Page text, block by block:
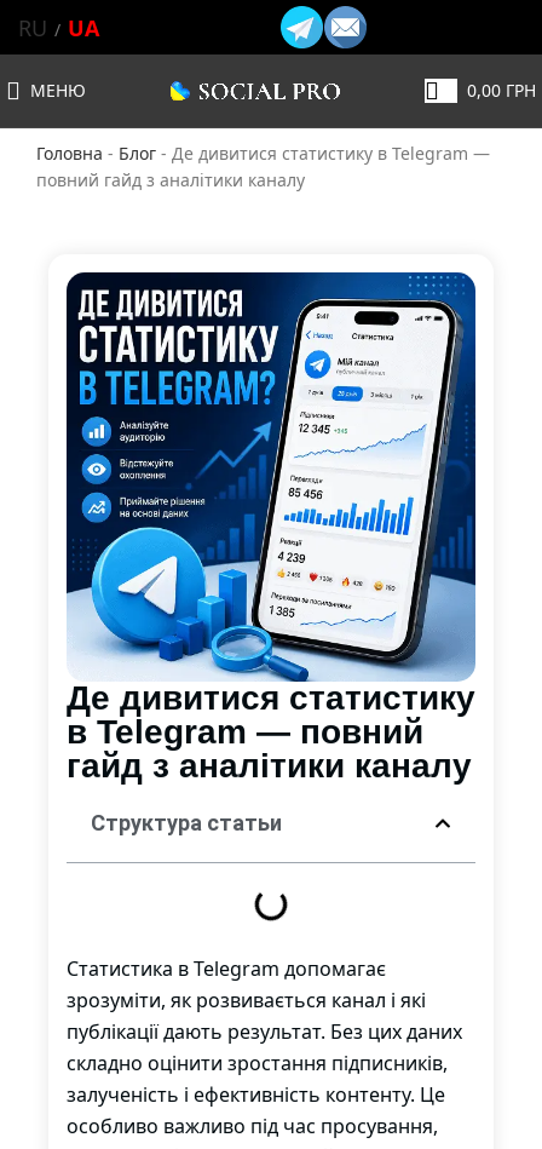
RU UA
МЕНЮ 0,00 ГРН
Головна - Блог - Де дивитися статистику в Telegram —
повний гайд з аналітики каналу
Де дивитися статистику
в Telegram — повний
гайд з аналітики каналу
Структура статьи
Статистика в Telegram допомагає
зрозуміти, як розвивається канал і які
публікації дають результат. Без цих даних
складно оцінити зростання підписників,
залученість і ефективність контенту. Це
особливо важливо під час просування,